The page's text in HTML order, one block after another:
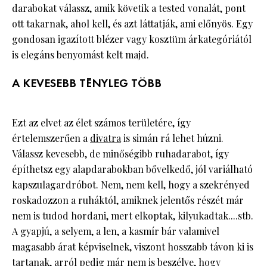
darabokat válassz, amik követik a tested vonalát, pont
ott takarnak, ahol kell, és azt láttatják, ami előnyös. Egy
gondosan igazított blézer vagy kosztüm árkategóriától
is elegáns benyomást kelt majd.
A KEVESEBB TÉNYLEG TÖBB
Ezt az elvet az élet számos területére, így
értelemszerűen adivatrais simán rá lehet húzni.
Válassz kevesebb, de minőségibb ruhadarabot, így
építhetsz egy alapdarabokban bővelkedő, jól variálható
kapszulagardróbot. Nem, nem kell, hogy a szekrényed
roskadozzon a ruháktól, amiknek jelentős részét már
nem is tudod hordani, mert elkoptak, kilyukadtak....stb.
A gyapjú, a selyem, a len, a kasmír bár valamivel
magasabb árat képviselnek, viszont hosszabb távon ki is
tartanak, arról pedig már nem is beszélve, hogy